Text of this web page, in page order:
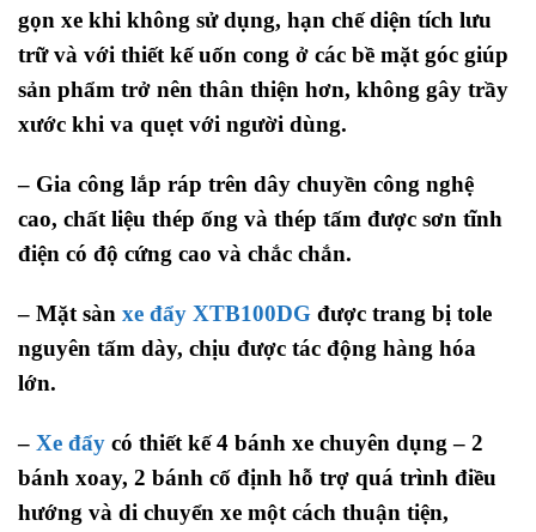
gọn xe khi không sử dụng, hạn chế diện tích lưu
trữ và với thiết kế uốn cong ở các bề mặt góc giúp
sản phẩm trở nên thân thiện hơn, không gây trầy
xước khi va quẹt với người dùng.
– Gia công lắp ráp trên dây chuyền công nghệ
cao, chất liệu thép ống và thép tấm được sơn tĩnh
điện có độ cứng cao và chắc chắn.
– Mặt sàn xe đẩy XTB100DG được trang bị tole
nguyên tấm dày, chịu được tác động hàng hóa
lớn.
– Xe đẩy có thiết kế 4 bánh xe chuyên dụng – 2
bánh xoay, 2 bánh cố định hỗ trợ quá trình điều
hướng và di chuyển xe một cách thuận tiện,